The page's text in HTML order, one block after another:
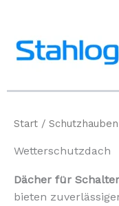
springen
Start /
Wetterschutzdach
Dächer für
bieten